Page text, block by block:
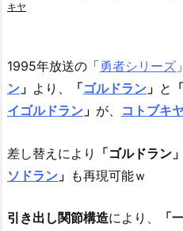
キヤ
1995年放送の「勇者シリーズ
ン 」 より、 「ゴルドラン 」 と 「
イゴルドラン 」 が、 コトブキ
差し替えにより 「ゴルドラン」
ソドラン 」 も再現可能ｗ
引き出し関節構造により、 「